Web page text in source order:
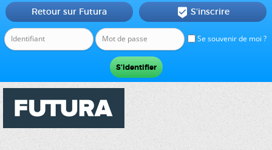
Se souvenir de moi ?
Retour sur Futura  S'inscrire